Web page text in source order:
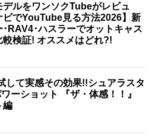
デルをワンソクTubeがレビュ
ビでYouTube見る方法2026】新
RAV4･ハスラーでオットキャス
較検証! オススメはどれ?!
して実感その効果!!シュアラスタ
ーショット 『ザ・体感！！』
編